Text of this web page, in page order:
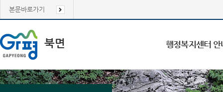
본문바로가기
북면 행정복지센터 안